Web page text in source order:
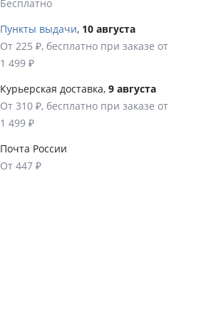
Бесплатно
Пункты выдачи, 10 августа
От 225 ₽, бесплатно при заказе от
1 499 ₽
Курьерская доставка, 9 августа
От 310 ₽, бесплатно при заказе от
1 499 ₽
Почта России
От 447 ₽